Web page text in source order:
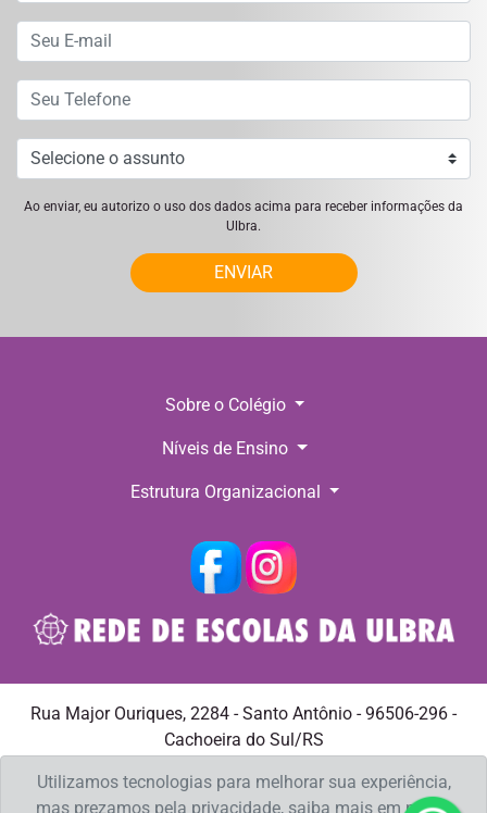
Ao enviar, eu autorizo o uso dos dados acima para receber informações da
Ulbra.
ENVIAR
Sobre o Colégio
Níveis de Ensino
Estrutura Organizacional
Rua Major Ouriques, 2284 - Santo Antônio - 96506-296 -
Cachoeira do Sul/RS
Utilizamos tecnologias para melhorar sua experiência,
mas prezamos pela privacidade, saiba mais em nossa